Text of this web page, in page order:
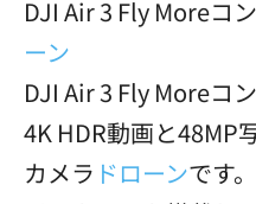
DJI Air 3 Fly Moreコ
ーン
DJI Air 3 Fly Moreコ
4K HDR動画と48MP
カメラ ドローンです